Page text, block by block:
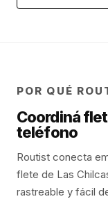
POR QUÉ
Coordiná
teléfono
Routist conecta
flete de Las
rastreable y fácil